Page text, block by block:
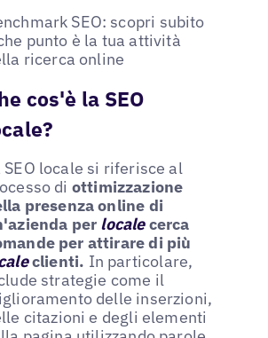
SEO: scopri subito
punto è la tua attività
ricerca online
cos'è la SEO
SEO locale si riferisce al
di ottimizzazione
presenza online di
per localecerca
per attirare di più
clienti. In particolare,
strategie come il
delle inserzioni,
citazioni e degli elementi